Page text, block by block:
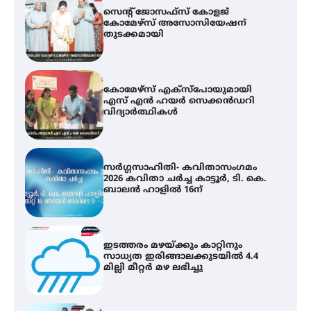
സെന്റ് ജോസഫ്സ് കോളജ്
കോമേഴ്‌സ് അസോസിയേഷന്
തുടക്കമായി
കോമേഴ്സ് എക്സ്പോയുമായി
എസ് എൻ ഹയർ സെക്കൻഡറി
വിദ്യാർത്ഥികൾ
സർഗ്ഗസാഹിതി- കവിതാസംഗമം
2026 കവിതാ ചർച്ച കാട്ടൂർ, ടി. കെ.
ബാലൻ ഹാളിൽ 16ന്
ഇടത്തരം മഴയ്ക്കും കാറ്റിനും
സാധ്യത ഇരിങ്ങാലക്കുടയിൽ 4.4
മില്ലി മീറ്റർ മഴ ലഭിച്ചു